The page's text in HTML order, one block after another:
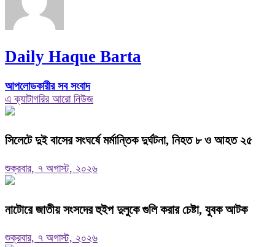
Daily Haque Barta
আপলোডকারীর সব সংবাদ
এ ক্যাটাগরির আরো নিউজ
সিলেটে দুই বাসের সংঘর্ষে মর্মান্তিক দুর্ঘটনা, নিহত ৮ ও আহত ২৫
শুক্রবার, ৭ অগাস্ট, ২০২৬
নাটোরে জাতীয় সংসদের হুইপ দুলুকে গুলি করার চেষ্টা, যুবক আটক
শুক্রবার, ৭ অগাস্ট, ২০২৬